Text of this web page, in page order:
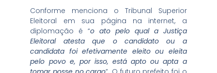
Conforme menciona o Tribunal Superior
Eleitoral em sua página na internet, a
diplomação é “o ato pelo qual a Justiça
Eleitoral atesta que o candidato ou a
candidata foi efetivamente eleito ou eleita
pelo povo e, por isso, está apto ou apta a